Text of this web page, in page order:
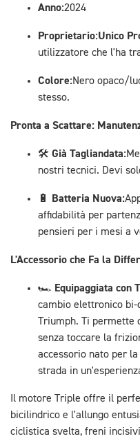
Anno:2024
Proprietario:Unico
utilizzatore che l'ha
Colore:Nero opaco/
stesso.
Pronta a Scattare:
🛠️ Già Tagliandata:
nostri tecnici. Devi
🔋 Batteria Nuova:
affidabilità per
pensieri per i mesi a
L'Accessorio che Fa la
🏎️ Equipaggiata con
cambio elettronico
Triumph. Ti permette
senza toccare la
accessorio nato per
strada in
Il motore Triple offre il
bicilindrico e l'allungo
ciclistica svelta, freni